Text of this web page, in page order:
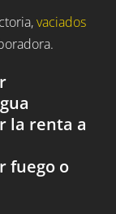
vaciados
la renta a
fuego o